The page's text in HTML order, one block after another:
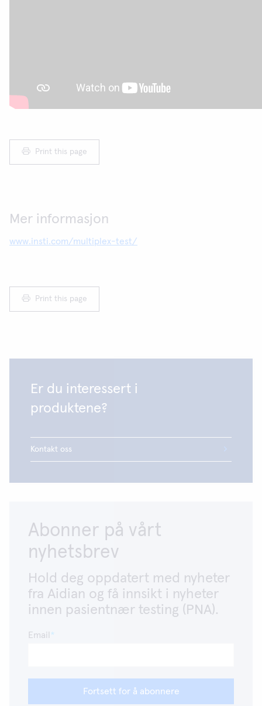
Print this page
Mer informasjon
www.insti.com/multiplex-test/
Print this page
Er du interessert i
produktene?
Kontakt oss
Abonner på vårt
nyhetsbrev
Hold deg oppdatert med nyheter
fra Aidian og få innsikt i nyheter
innen pasientnær testing (PNA).
Email
Fortsett for å abonnere